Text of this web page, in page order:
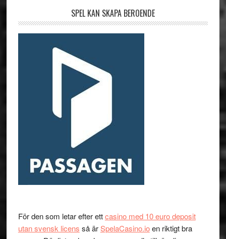
SPEL KAN SKAPA BEROENDE
För den som letar efter ettcasino med 10 euro deposit
utan svensk licens så ärSpelaCasino.ioen riktigt bra